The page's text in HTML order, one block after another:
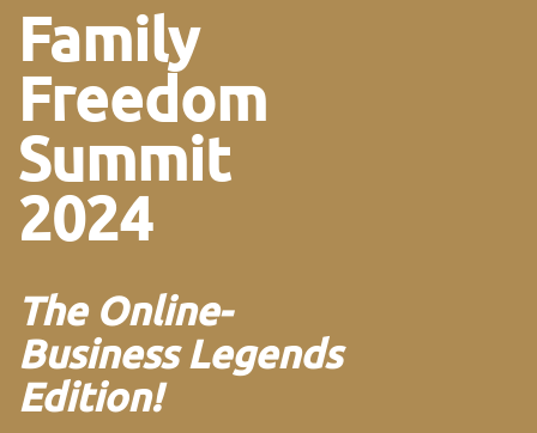
Family
Freedom
Summit
2024
The Online-
Business Legends
Edition!